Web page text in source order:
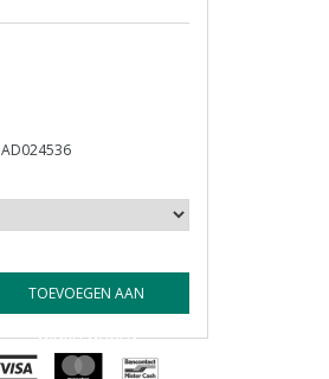
AD024536
TOEVOEGEN AAN
WINKELWAGEN